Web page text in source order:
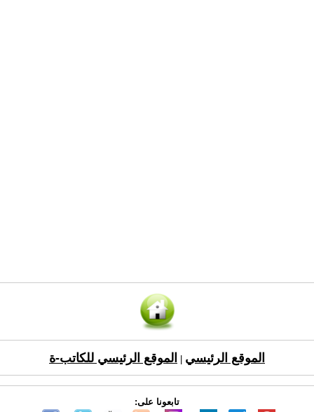
الموقع الرئيسي الموقع الرئيسي للكاتب-ة
تابعونا على: